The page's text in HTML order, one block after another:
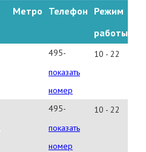
Метро Телефон Режим
работы
495-
642-
80-
43
доб.4060
показать
номер
10 - 22
495-
642-
80-
показать
номер
10 - 22